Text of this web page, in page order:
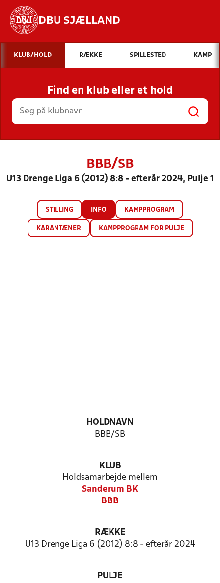
DBU SJÆLLAND
Hvad vil du søge efter?
INDHOLD OG NYHEDER
STILLINGER, RESULTATER, KLUBBER OG
HOLD
KLUB/HOLD RÆKKE SPILLESTED KAMP
Find en klub eller et hold
BBB/SB
U13 Drenge Liga 6 (2012) 8:8 - efterår 2024, Pulje 1
STILLING INFO KAMPPROGRAM
KARANTÆNER KAMPPROGRAM FOR PULJE
HOLDNAVN
BBB/SB
KLUB
Holdsamarbejde mellem
Sanderum BK
BBB
RÆKKE
U13 Drenge Liga 6 (2012) 8:8 - efterår 2024
PULJE